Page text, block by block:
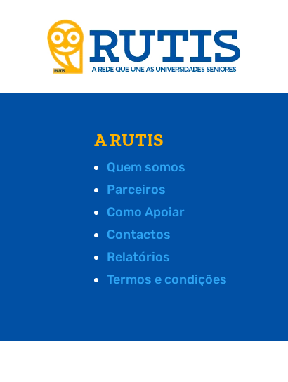
A RUTIS
Quem somos
Parceiros
Como Apoiar
Contactos
Relatórios
Termos e condições